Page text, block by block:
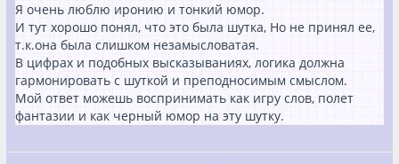
Я очень люблю иронию и тонкий юмор.
И тут хорошо понял, что это была шутка, Но не принял ее,
т.к.она была слишком незамысловатая.
В цифрах и подобных высказываниях, логика должна
гармонировать с шуткой и преподносимым смыслом.
Мой ответ можешь воспринимать как игру слов, полет
фантазии и как черный юмор на эту шутку.